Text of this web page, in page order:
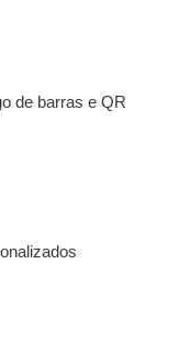
de barras e QR